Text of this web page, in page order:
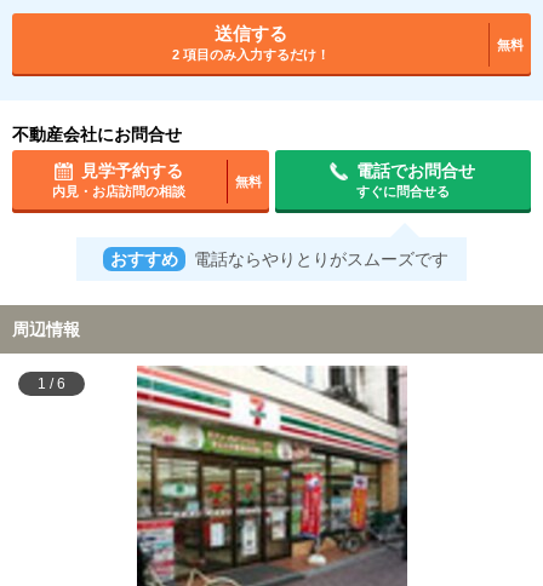
送信する
2 項目のみ入力するだけ！
無料
不動産会社にお問合せ
見学予約する
内見・お店訪問の相談
無料
電話でお問合せ
すぐに問合せる
おすすめ 電話ならやりとりがスムーズです
周辺情報
1 /6